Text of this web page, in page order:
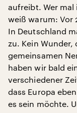
aufreibt. Wer mal
weiß warum: Vor
In Deutschland
zu. Kein Wunder,
gemeinsamen
haben wir bald
verschiedener
dass Europa
es sein möchte.